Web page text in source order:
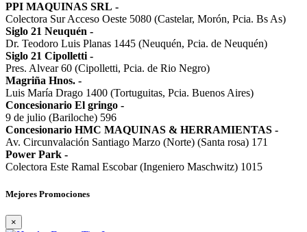
PPI MAQUINAS SRL -
Colectora Sur Acceso Oeste 5080 (Castelar, Morón, Pcia. Bs As)
Siglo 21 Neuquén -
Dr. Teodoro Luis Planas 1445 (Neuquén, Pcia. de Neuquén)
Siglo 21 Cipolletti -
Pres. Alvear 60 (Cipolletti, Pcia. de Rio Negro)
Magriña Hnos. -
Luis María Drago 1400 (Tortuguitas, Pcia. Buenos Aires)
Concesionario El gringo -
9 de julio (Bariloche) 596
Concesionario HMC MAQUINAS & HERRAMIENTAS -
Av. Circunvalación Santiago Marzo (Norte) (Santa rosa) 171
Power Park -
Colectora Este Ramal Escobar (Ingeniero Maschwitz) 1015
Mejores Promociones
×